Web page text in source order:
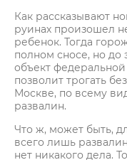
Как рассказывают
руинах произошел
ребенок. Тогда
полном сносе, но до
объект
позволит трогать
Москве, по всему
развалин.
Что ж, может быть,
всего лишь
нет никакого дела.